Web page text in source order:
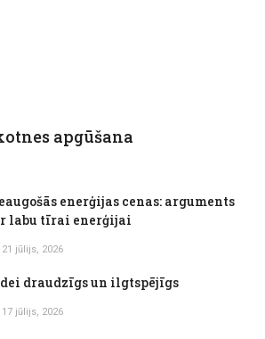
apgūšana
enerģijas cenas: arguments
labu tīrai enerģijai
21 jūlijs, 2026
draudzīgs un ilgtspējīgs
17 jūlijs, 2026